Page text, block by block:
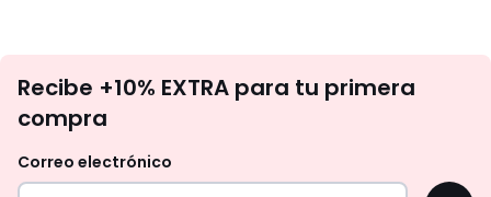
te
tu
Recibe +10% EXTRA para tu primera
compra
Correo electrónico
OK